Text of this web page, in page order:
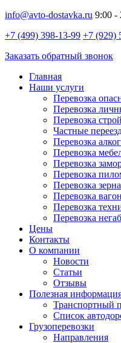
info@avto-dostavka.ru 9:00 -
+7 (499) 398-13-99 +7 (929)
Заказать обратный звонок
Главная
Наши услуги
Перевозка
Перевозка
Перевозка
Частные
Перевозка
Перевозка
Перевозка
Перевозка
Перевозка зерна
Перевозка
Перевозка
Перевозка
Цены
Контакты
О компании
Новости
Статьи
Отзывы
Полезная
Транспортный
Список
Грузоперевозки
Направления